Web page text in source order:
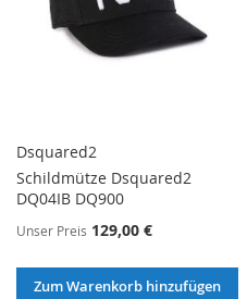
Dsquared2
Schildmütze Dsquared2
DQ04IB DQ900
Unser Preis 129,00 €
Zum Warenkorb hinzufügen